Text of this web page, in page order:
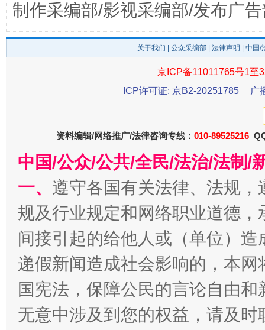
千年窑火 生生不息 一
制作采编部/影视采编部/发布广
关于我们 公众采编部 法律声明 | 中国
京ICP备11011765号1至
ICP许可证: 京B2-20251785
广
资料编辑/网络推广/法律咨询专线： 010-89525216
中国/公众/公共/全民/法治/法制/
一、 遵守各国有关法律、法规
规及行业规定和网络职业道德
间接引起的给他人或（单位）
递假新闻造成社会影响的，本
国宪法，保障公民的言论自由
无意中涉及到您的权益，请及